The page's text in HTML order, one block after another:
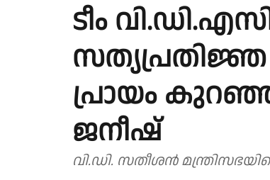
ടീം
പ്രായം കുറഞ്ഞ
ജനീഷ്
വി.ഡി. സതീശൻ